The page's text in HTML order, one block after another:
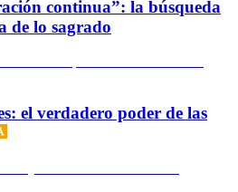
continua”: la búsqueda
de lo sagrado
el verdadero poder de las